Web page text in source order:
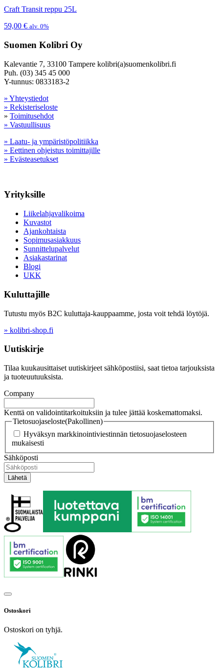
Craft Transit reppu 25L
59,00 € alv. 0%
Suomen Kolibri Oy
Kalevantie 7, 33100 Tampere kolibri(a)suomenkolibri.fi
Puh. (03) 345 45 000
Y-tunnus: 0833183-2
» Yhteystiedot
» Rekisteriseloste
» Toimitusehdot
» Vastuullisuus
» Laatu- ja ympäristöpolitiikka
» Eettinen ohjeistus toimittajille
» Evästeasetukset
Yrityksille
Liikelahjavalikoima
Kuvastot
Ajankohtaista
Sopimusasiakkuus
Sunnittelupalvelut
Asiakastarinat
Blogi
UKK
Kuluttajille
Tutustu myös B2C kuluttaja-kauppaamme, josta voit tehdä löytöjä.
» kolibri-shop.fi
Uutiskirje
Tilaa kuukausittaiset uutiskirjeet sähköpostiisi, saat tietoa tarjouksista
ja tuoteuutuuksista.
Company
Kenttä on validointitarkoituksiin ja tulee jättää koskemattomaksi.
Tietosuojaseloste(Pakollinen)
Hyväksyn markkinointiviestinnän tietosuojaselosteen
mukaisesti
Sähköposti
Ostoskori
Ostoskori on tyhjä.